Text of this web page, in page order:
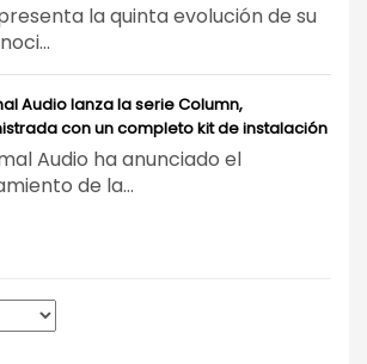
la quinta evolución de su
Audio lanza la serie Column,
con un completo kit de instalación
Audio ha anunciado el
de la...